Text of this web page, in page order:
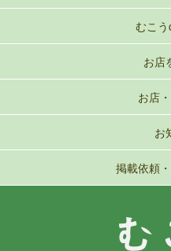
むこ
お店
お店
お
掲載依頼